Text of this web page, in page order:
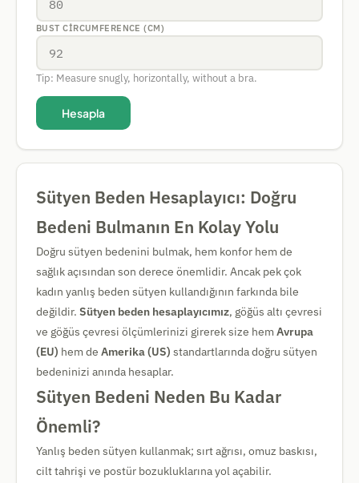
BUST CIRCUMFERENCE (CM)
Tip: Measure snugly, horizontally, without a bra.
Hesapla
Sütyen Beden Hesaplayıcı: Doğru
Bedeni Bulmanın En Kolay Yolu
Doğru sütyen bedenini bulmak, hem konfor hem de
sağlık açısından son derece önemlidir. Ancak pek çok
kadın yanlış beden sütyen kullandığının farkında bile
değildir. Sütyen beden hesaplayıcımız, göğüs altı çevresi
ve göğüs çevresi ölçümlerinizi girerek size hem Avrupa
(EU) hem de Amerika (US) standartlarında doğru sütyen
bedeninizi anında hesaplar.
Sütyen Bedeni Neden Bu Kadar
Önemli?
Yanlış beden sütyen kullanmak; sırt ağrısı, omuz baskısı,
cilt tahrişi ve postür bozukluklarına yol açabilir.